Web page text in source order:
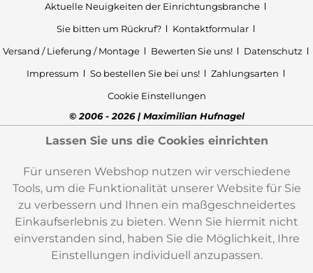
Aktuelle Neuigkeiten der Einrichtungsbranche
Sie bitten um Rückruf?
Kontaktformular
Versand / Lieferung / Montage
Bewerten Sie uns!
Datenschutz
Impressum
So bestellen Sie bei uns!
Zahlungsarten
Cookie Einstellungen
© 2006 - 2026 | Maximilian Hufnagel
Lassen Sie uns die Cookies einrichten
Für unseren Webshop nutzen wir verschiedene
Tools, um die Funktionalität unserer Website für Sie
zu verbessern und Ihnen ein maßgeschneidertes
Einkaufserlebnis zu bieten. Wenn Sie hiermit nicht
einverstanden sind, haben Sie die Möglichkeit, Ihre
Einstellungen individuell anzupassen.